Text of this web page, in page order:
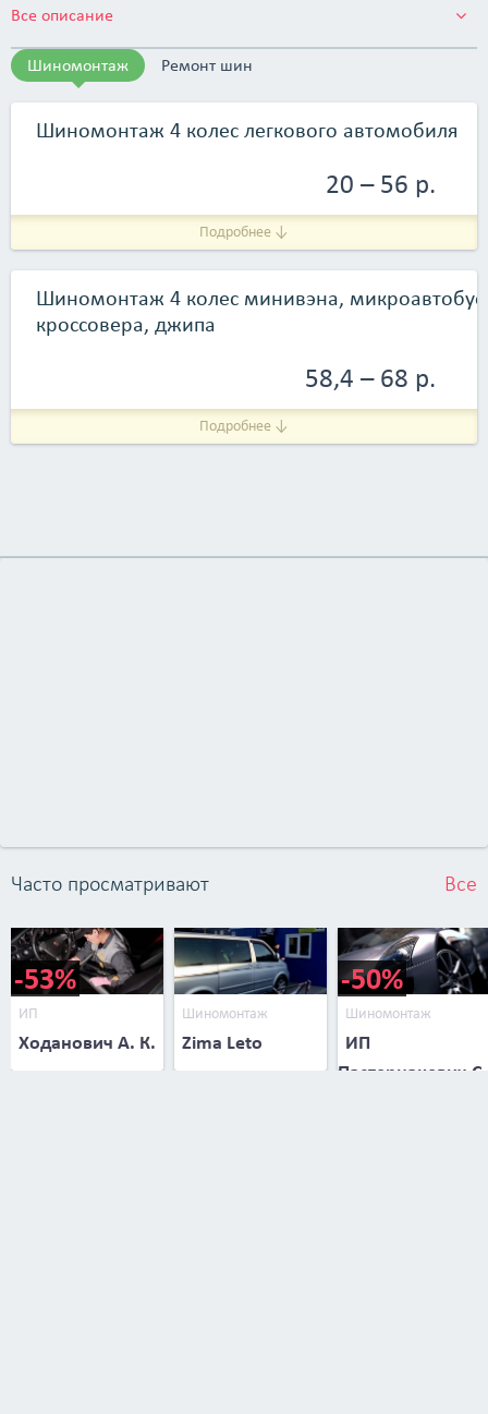
Шиномонтаж Ремонт шин
Шиномонтаж 4 колес легкового автомобиля
20 – 56 р.
Подробнее ↓
Шиномонтаж 4 колес минивэна,
кроссовера, джипа
58,4 – 68 р.
Подробнее ↓
латки (за 1 шт.): TL110 &mdash; 4 руб., TL120 &mdash; 24 руб.,
связанные с, покрышками типа &mdash; Run of Flat, NFS, RSC,
Kunon Flat, MFS, DSS, DSST и др. надбавка &mdash; 2 руб. за 1
шт. в связи с трудоемкостью данных работ.</li> </ul>
<p>Используется новое оборудование, которое прошло
Все описание
Часто просматривают Все
-53%
ИП
Ходанович А. К.
Шиномонтаж
Zima Leto
-50%
Шиномонтаж
ИП
Пастернакевич С.